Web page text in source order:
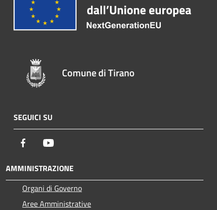
Comune di Tirano
SEGUICI SU
Facebook
AMMINISTRAZIONE
Organi di Governo
Aree Amministrative